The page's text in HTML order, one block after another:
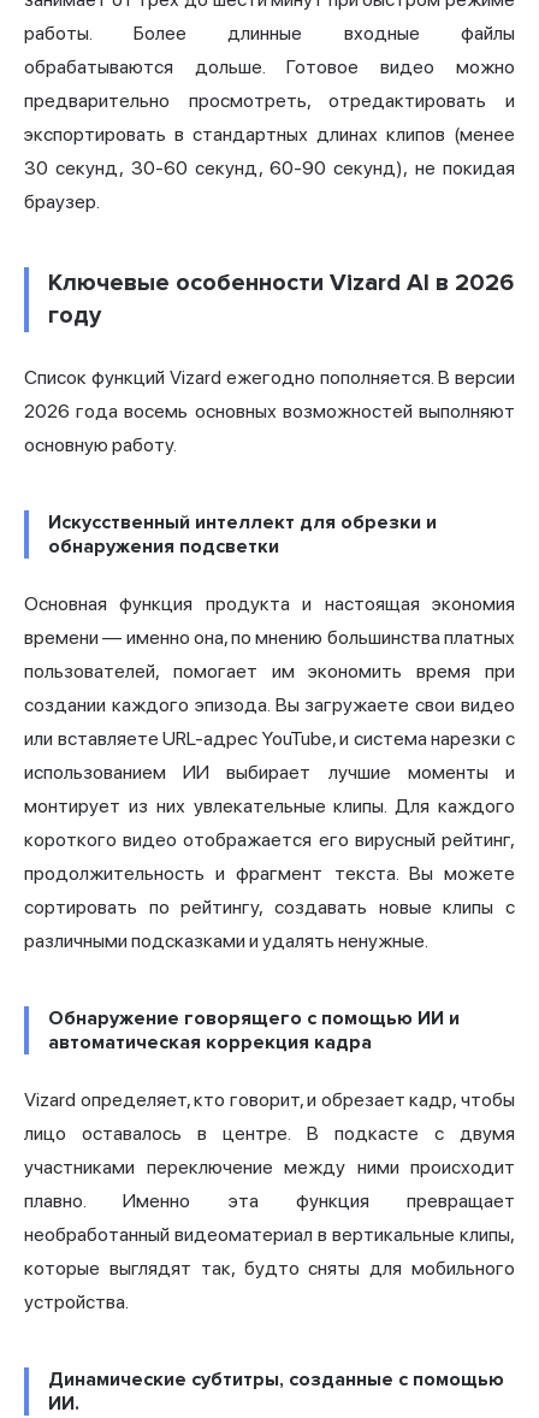
работы. Более длинные входные файлы
обрабатываются дольше. Готовое видео можно
предварительно просмотреть, отредактировать и
экспортировать в стандартных длинах клипов (менее
30 секунд, 30-60 секунд, 60-90 секунд), не покидая
браузер.
Ключевые особенности Vizard AI в 2026
году
Список функций Vizard ежегодно пополняется. В версии
2026 года восемь основных возможностей выполняют
основную работу.
Искусственный интеллект для обрезки и
обнаружения подсветки
Основная функция продукта и настоящая экономия
времени — именно она, по мнению большинства платных
пользователей, помогает им экономить время при
создании каждого эпизода. Вы загружаете свои видео
или вставляете URL-адрес YouTube, и система нарезки с
использованием ИИ выбирает лучшие моменты и
монтирует из них увлекательные клипы. Для каждого
короткого видео отображается его вирусный рейтинг,
продолжительность и фрагмент текста. Вы можете
сортировать по рейтингу, создавать новые клипы с
различными подсказками и удалять ненужные.
Обнаружение говорящего с помощью ИИ и
автоматическая коррекция кадра
Vizard определяет, кто говорит, и обрезает кадр, чтобы
лицо оставалось в центре. В подкасте с двумя
участниками переключение между ними происходит
плавно. Именно эта функция превращает
необработанный видеоматериал в вертикальные клипы,
которые выглядят так, будто сняты для мобильного
устройства.
Динамические субтитры, созданные с помощью
ИИ.